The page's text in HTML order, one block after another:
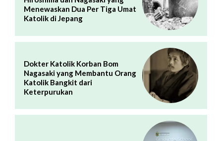
Menewaskan Dua Per Tiga Umat
Katolik di Jepang
Dokter Katolik Korban Bom
Nagasaki yang Membantu Orang
Katolik Bangkit dari
Keterpurukan